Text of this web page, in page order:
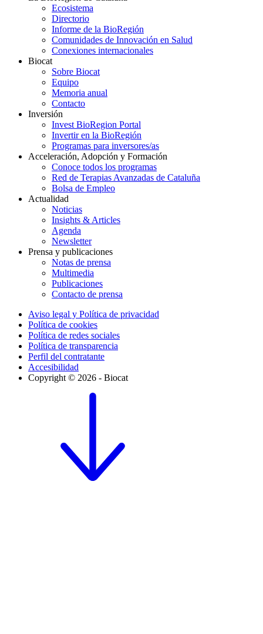
Ecosistema
Directorio
Informe de la BioRegión
Comunidades de Innovación en Salud
Conexiones internacionales
Biocat
Sobre Biocat
Equipo
Memoria anual
Contacto
Inversión
Invest BioRegion Portal
Invertir en la BioRegión
Programas para inversores/as
Acceleración, Adopción y Formación
Conoce todos los programas
Red de Terapias Avanzadas de Cataluña
Bolsa de Empleo
Actualidad
Noticias
Insights & Articles
Agenda
Newsletter
Prensa y publicaciones
Notas de prensa
Multimedia
Publicaciones
Contacto de prensa
Aviso legal y Política de privacidad
Política de cookies
Política de redes sociales
Política de transparencia
Perfil del contratante
Accesibilidad
Copyright © 2026 - Biocat